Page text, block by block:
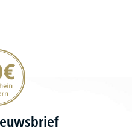
verzekeren